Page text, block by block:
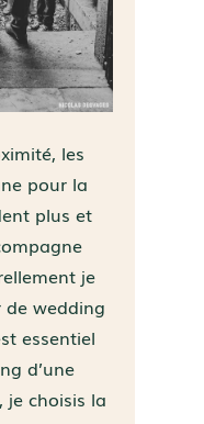
les
pour la
plus et
je
de wedding
essentiel
d’une
je choisis la